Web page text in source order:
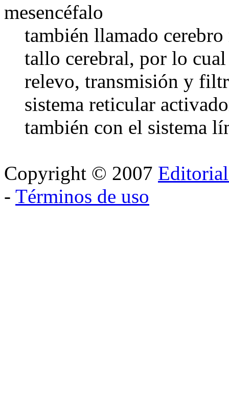
mesencéfalo
también llamado
tallo cerebral, por lo
relevo, transmisión y
sistema reticular
también con el sistema
Copyright © 2007
- Términos de uso